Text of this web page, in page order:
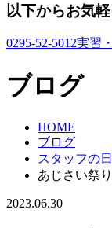
以下からお気
0295-52-5012実習
ブログ
HOME
ブログ
スタッフの
あじさい祭り
2023.06.30